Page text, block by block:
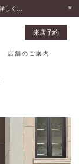
来店予約
店舗のご案内